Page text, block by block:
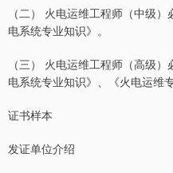
（二） 火电运维工程师（中级
电系统专业知识》。
（三） 火电运维工程师（高级
电系统专业知识》、《火电运维
证书样本
发证单位介绍